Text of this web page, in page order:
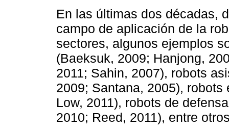
En las últimas dos décadas,
campo de aplicación de la
sectores, algunos ejemplos
(Baeksuk, 2009; Hanjong,
2011; Sahin, 2007), robots
2009; Santana, 2005),
Low, 2011), robots de
2010; Reed, 2011), entre